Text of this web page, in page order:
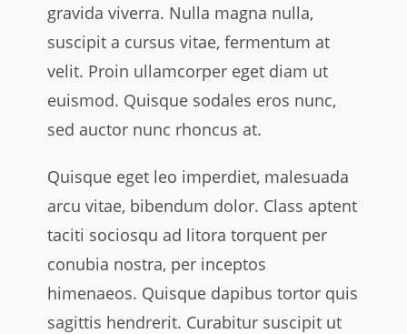
gravida viverra. Nulla magna nulla,
suscipit a cursus vitae, fermentum at
velit. Proin ullamcorper eget diam ut
euismod. Quisque sodales eros nunc,
sed auctor nunc rhoncus at.
Quisque eget leo imperdiet, malesuada
arcu vitae, bibendum dolor. Class aptent
taciti sociosqu ad litora torquent per
conubia nostra, per inceptos
himenaeos. Quisque dapibus tortor quis
sagittis hendrerit. Curabitur suscipit ut